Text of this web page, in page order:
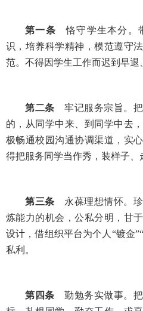
第一条 恪守学生本分。
识，培养科学精神，模范遵守
范。不得因学生工作而迟到早退
第二条 牢记服务宗旨。把
的，从同学中来、到同学中去
极畅通校园沟通协调渠道，实
得把服务同学当作秀，装样子、
第三条 永葆理想情怀。
炼能力的机会，公私分明，甘
设计，借组织平台为个人“镀金
私利。
第四条勤勉务实做事。